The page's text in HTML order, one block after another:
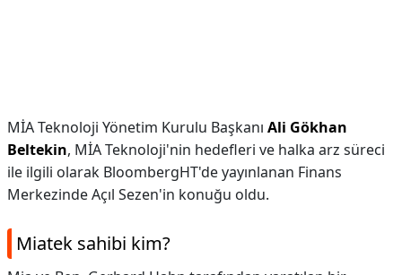
MİA Teknoloji Yönetim Kurulu Başkanı Ali Gökhan
Beltekin, MİA Teknoloji'nin hedefleri ve halka arz süreci
ile ilgili olarak BloombergHT'de yayınlanan Finans
Merkezinde Açıl Sezen'in konuğu oldu.
Miatek sahibi kim?